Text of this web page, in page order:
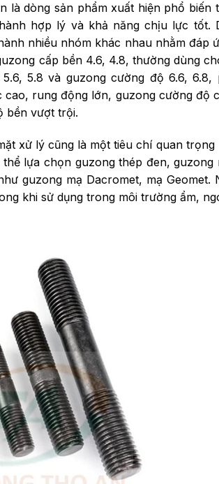
là dòng sản phẩm xuất hiện phổ
hợp lý và khả năng chịu lực
nhiều nhóm khác nhau nhằm đáp
cấp bền 4.6, 4.8, thường dùng
5.8 và guzong cường độ 6.6,
rung động lớn, guzong cường độ
bền vượt trội.
xử lý cũng là một tiêu chí quan
lựa chọn guzong thép đen,
guzong mạ Dacromet, mạ
khi sử dụng trong môi trường ẩm,